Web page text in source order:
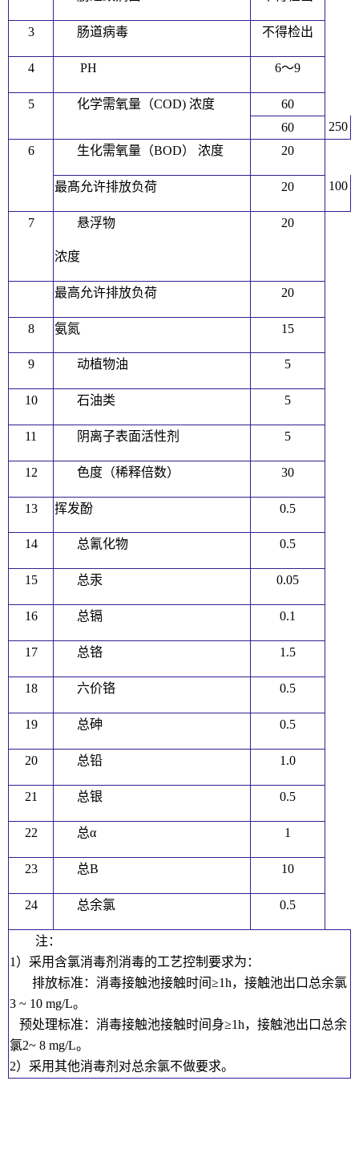
3 肠道病毒 不得检出
4 PH 6〜9
5 化学需氧量（COD) 浓度
60
60
250
6
生化需氧量（BOD） 浓度 20
最髙允许排放负荷 20 100
7 悬浮物
浓度
20
最高允许排放负荷 20
8 氨氮 15
9 动植物油 5
10 石油类 5
11 阴离子表面活性剂 5
12 色度（稀释倍数） 30
13 挥发酚 0.5
14 总氰化物 0.5
15 总汞 0.05
16 总镉 0.1
17 总铬 1.5
18 六价铬 0.5
19 总砷 0.5
20 总铅 1.0
21 总银 0.5
22 总α 1
23 总B 10
24 总余氯 0.5
注：
1）采用含氯消毒剂消毒的工艺控制要求为：
排放标准：消毒接触池接触时间≥1h，接触池出口总余氯
3 ~ 10 mg/L。
预处理标准：消毒接触池接触时间身≥1h，接触池出口总余
氯2~ 8 mg/L。
2）采用其他消毒剂对总余氯不做要求。